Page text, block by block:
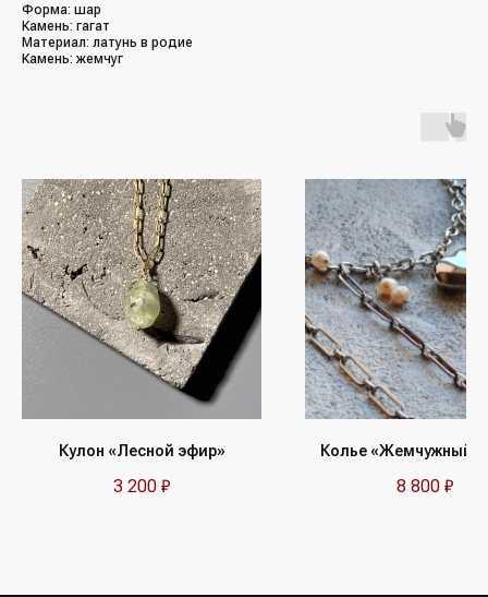
Форма: шар
Камень: гагат
Материал: латунь в родие
Камень: жемчуг
Кулон «Лесной эфир»
3 200 ₽
Колье «Жемчужный
8 800 ₽
/Подписка на рассылку/
Получайте первыми сообщения
/Покупателям/
Доставка и оплата
Наши друзья
(другие бренды)
Обмен и возврат
Серьги
Контакты и реквизиты
*Упомянутые организации Facebook
(Фейсбук, ФБ), Instagram (Инстаграм, Инста),
Meta (Мета) — являются экстремистскими
организациями, деятельность которых
запрещена в РФ с 21 марта 2022 года
Колье
FAQ
Браслеты
Аксессуары
Для мужчин